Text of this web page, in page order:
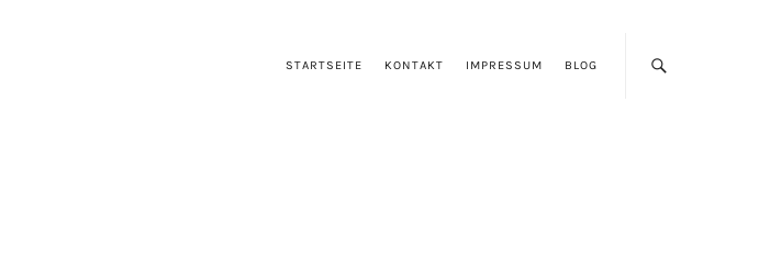
STARTSEITE KONTAKT IMPRESSUM BLOG